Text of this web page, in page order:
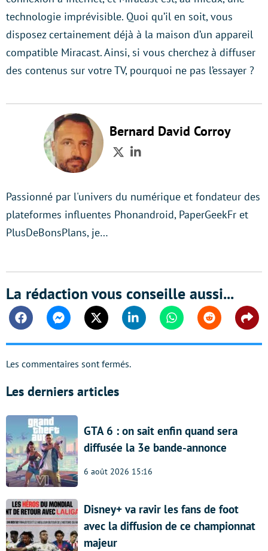
technologie imprévisible. Quoi qu’il en soit, vous
disposez certainement déjà à la maison d’un appareil
compatible Miracast. Ainsi, si vous cherchez à diffuser
des contenus sur votre TV, pourquoi ne pas l’essayer ?
Bernard David Corroy
TwitterLinkedIn
Passionné par l'univers du numérique et fondateur des
plateformes influentes Phonandroid, PaperGeekFr et
PlusDeBonsPlans, je…
La rédaction vous conseille aussi...
FacebookMessengerTwitter Linkedin WhatsappReddit
Les commentaires sont fermés.
Les derniers articles
GTA 6 : on sait enfin quand sera
diffusée la 3e bande-annonce
6 août 2026 15:16
Disney+ va ravir les fans de foot
avec la diffusion de ce championnat
majeur